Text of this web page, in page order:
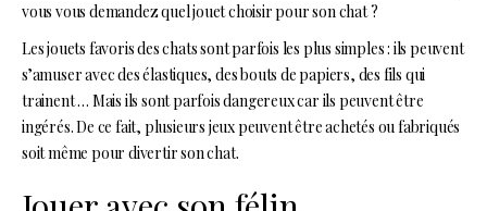
vous vous demandez quel jouet choisir pour son chat ?
Les jouets favoris des chats sont parfois les plus simples : ils peuvent
s’amuser avec des élastiques, des bouts de papiers, des fils qui
trainent … Mais ils sont parfois dangereux car ils peuvent être
ingérés. De ce fait, plusieurs jeux peuvent être achetés ou fabriqués
soit même pour divertir son chat.